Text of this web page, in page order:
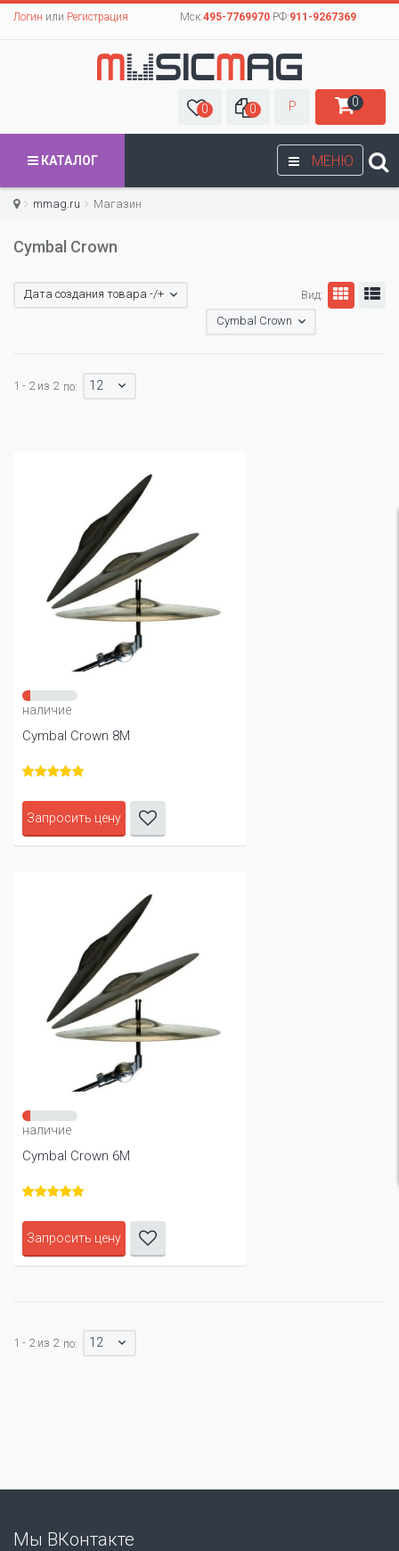
Логин или Регистрация Мск:495-7769970РФ:911-9267369
0 0 Р 0
МЕНЮ
КАТАЛОГ
mmag.ru Магазин
Cymbal Crown
Вид:
Дата создания товара -/+
Cymbal Crown
1 - 2 из 2 по: 12
наличие
Cymbal Crown 8М
Запросить цену
наличие
Cymbal Crown 6М
Запросить цену
1 - 2 из 2 по: 12
Мы ВКонтакте